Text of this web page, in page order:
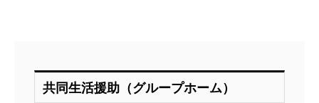
共同生活援助（グループホーム）